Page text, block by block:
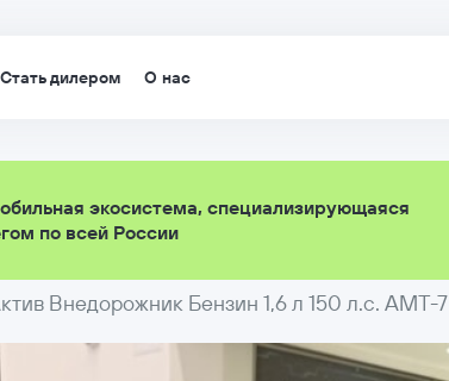
Стать дилером О нас
экосистема, специализирующаяся
по всей России
Внедорожник Бензин 1,6 л 150 л.с. AMT-7